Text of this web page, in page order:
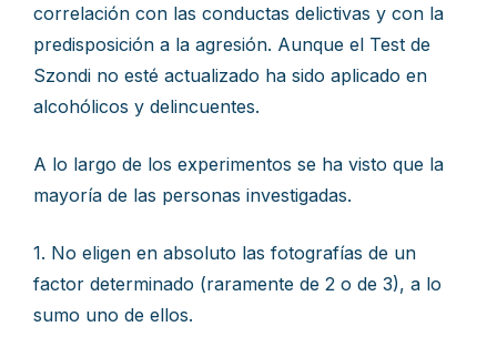
correlación con las conductas delictivas y con la
predisposición a la agresión. Aunque el Test de
Szondi no esté actualizado ha sido aplicado en
alcohólicos y delincuentes.
A lo largo de los experimentos se ha visto que la
mayoría de las personas investigadas.
1. No eligen en absoluto las fotografías de un
factor determinado (raramente de 2 o de 3), a lo
sumo uno de ellos.